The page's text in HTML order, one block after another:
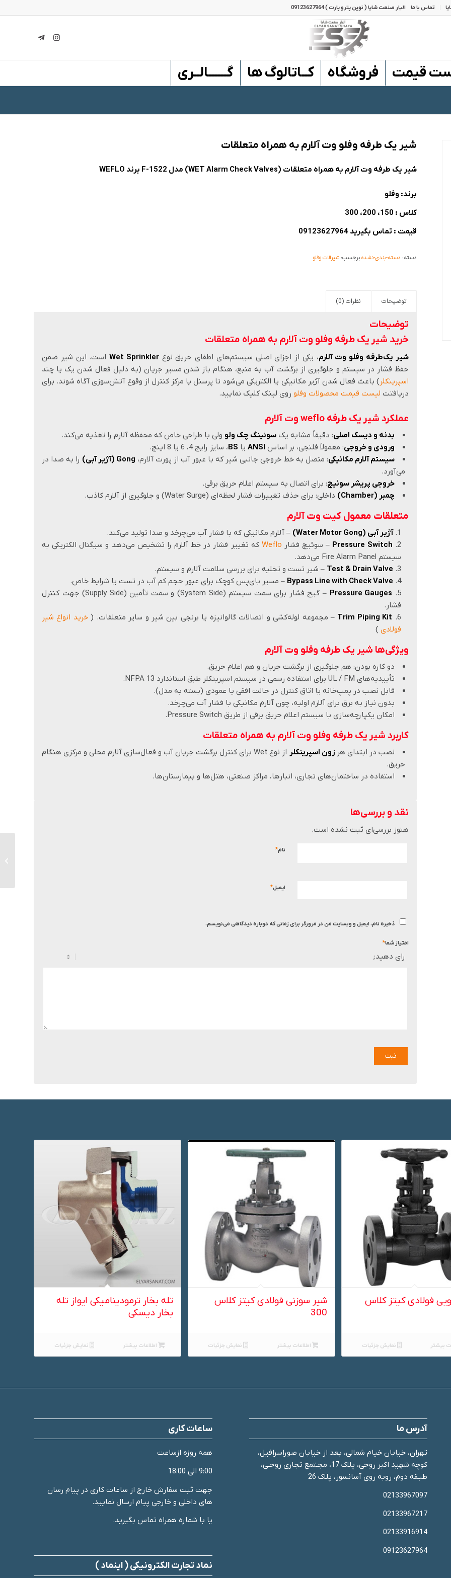
تماس با ما الیار صنعت شایا ( نوین پترو پارت ) 09123627964
قیمت فروشگاه کــاتالوگ ها گــــــالــری
شیر یک طرفه وفلو وت آلارم به همراه متعلقات
شیر یک طرفه وت آلارم به همراه متعلقات (WET Alarm Check Valves) مدل F-1522 برند WEFLO
برند: وفلو
کلاس : 150، 200، 300
قیمت : تماس بگیرید 09123627964
دسته: دسته-بندی-نشده برچسب:شیرالات وفلو
توضیحات نظرات (0)
توضیحات
خرید شیر یک طرفه وفلو وت آلارم به همراه متعلقات
شیر یک‌طرفه وفلو وت آلارم، یکی از اجزای اصلی سیستم‌های اطفای حریق نوعWet Sprinklerاست. این شیر ضمن
حفظ فشار در سیستم و جلوگیری از برگشت آب به منبع، هنگام باز شدن مسیر جریان (به دلیل فعال شدن یک یا چند
اسپرینکلر ) باعث فعال شدن آژیر مکانیکی یا الکتریکی می‌شود تا پرسنل یا مرکز کنترل از وقوع آتش‌سوزی آگاه شوند. برای
دریافتت لیست قیمت محصولات وفلو روی لینک کلیک نمایید.
عملکرد شیر یک طرفه weflo وت آلارم
بدنه و دیسک اصلی: دقیقاً مشابه یکسوئینگ چک ولو ولی با طراحی خاص که محفظه آلارم را تغذیه می‌کند.
ورودی و خروجی: معمولاً فلنجی، بر اساس ANSI یا BS، سایز رایج 4، 6 یا 8 اینچ.
سیستم آلارم مکانیکی: متصل به خط خروجی جانبی شیر که با عبور آب از پورت آلارم، Gong (آژیر آبی)
را به صدا در
می‌آورد.
خروجی پریشر سوئیچ: برای اتصال به سیستم اعلام حریق برقی.
چمبر (Chamber)
داخلی: برای حذف تغییرات فشار لحظه‌ای (Water Surge) و جلوگیری از آلارم کاذب.
متعلقات معمول کیت وت آلارم
آژیر آبی (Water Motor Gong)
– آلارم مکانیکی که با فشار آب می‌چرخد و صدا تولید می‌کند.
Pressure Switch – سوئیچ فشار Weflo که تغییر فشار در خط آلارم را تشخیص می‌دهد و سیگنال الکتریکی به
سیستم Fire Alarm Panel می‌دهد.
Test & Drain Valve – شیر تست و تخلیه برای بررسی سلامت آلارم و سیستم.
Bypass Line with Check Valve – مسیر بای‌پس کوچک برای عبور حجم کم آب در تست یا شرایط خاص.
Pressure Gauges
– گیج فشار برای سمت سیستم (System Side) و سمت تأمین (Supply Side) جهت کنترل
فشار.
Trim Piping Kit – مجموعه لوله‌کشی و اتصالات گالوانیزه یا برنجی بین شیر و سایر متعلقات. (خرید انواع شیر
فولادی )
ویژگی‌ها شیر یک طرفه وفلو وت آلارم
دو کاره بودن: هم جلوگیری از برگشت جریان و هم اعلام حریق.
تأییدیه‌های UL / FM برای استفاده رسمی در سیستم اسپرینکلر طبق استاندارد NFPA 13.
قابل نصب در پمپ‌خانه یا اتاق کنترل در حالت افقی یا عمودی (بسته به مدل).
بدون نیاز به برق برای آلارم اولیه، چون آلا‌رم مکانیکی با فشار آب می‌چرخد.
امکان یکپارچه‌سازی با سیستم اعلام حریق برقی از طریق Pressure Switch.
کاربرد شیر یک طرفه وفلو وت آلارم به همراه متعلقات
نصب در ابتدای هرزون اسپرینکلر
از نوع Wet برای کنترل برگشت جریان آب و فعال‌سازی آلارم محلی و مرکزی هنگام
حریق.
استفاده در ساختمان‌های تجاری، انبارها، مراکز صنعتی، هتل‌ها و بیمارستان‌ها.
نقد و بررسی‌ها
هنوز بررسی‌ای ثبت نشده است.
نام*
ایمیل*
ذخیره نام، ایمیل و وبسایت من در مرورگر برای زمانی که دوباره دیدگاهی می‌نویسم.
امتیاز شما*
فولادی کیتز کلاس
بیشتر نمایش جزئیات
شیر سوزنی فولادی کیتز کلاس
300
اطلاعات بیشتر نمایش جزئیات
تله بخار ترمودینامیکی ایواز تله
بخار دیسکی
اطلاعات بیشتر نمایش جزئیات
آدرس ما
تهران، خیابان خیام شمالی، بعد از خیابان صوراسرافیل،
کوچه شهید اکبر روحی، پلاک 17، مجـتمع تجاری روحـی،
طبـقه دوم، روبه روی آسانسور، پلاک 26
02133967097
02133967217
02133916914
09123627964
ساعات کاری
همه روزه ازساعت
9:00 الی 18:00
جهت ثبت سفارش خارج از ساعات کاری در پیام رسان
های داخلی و خارجی پیام ارسال نمایید.
یا با شماره همراه تماس بگیرید.
نماد تجارت الکترونیکی ( اینماد )
5201 وفلو